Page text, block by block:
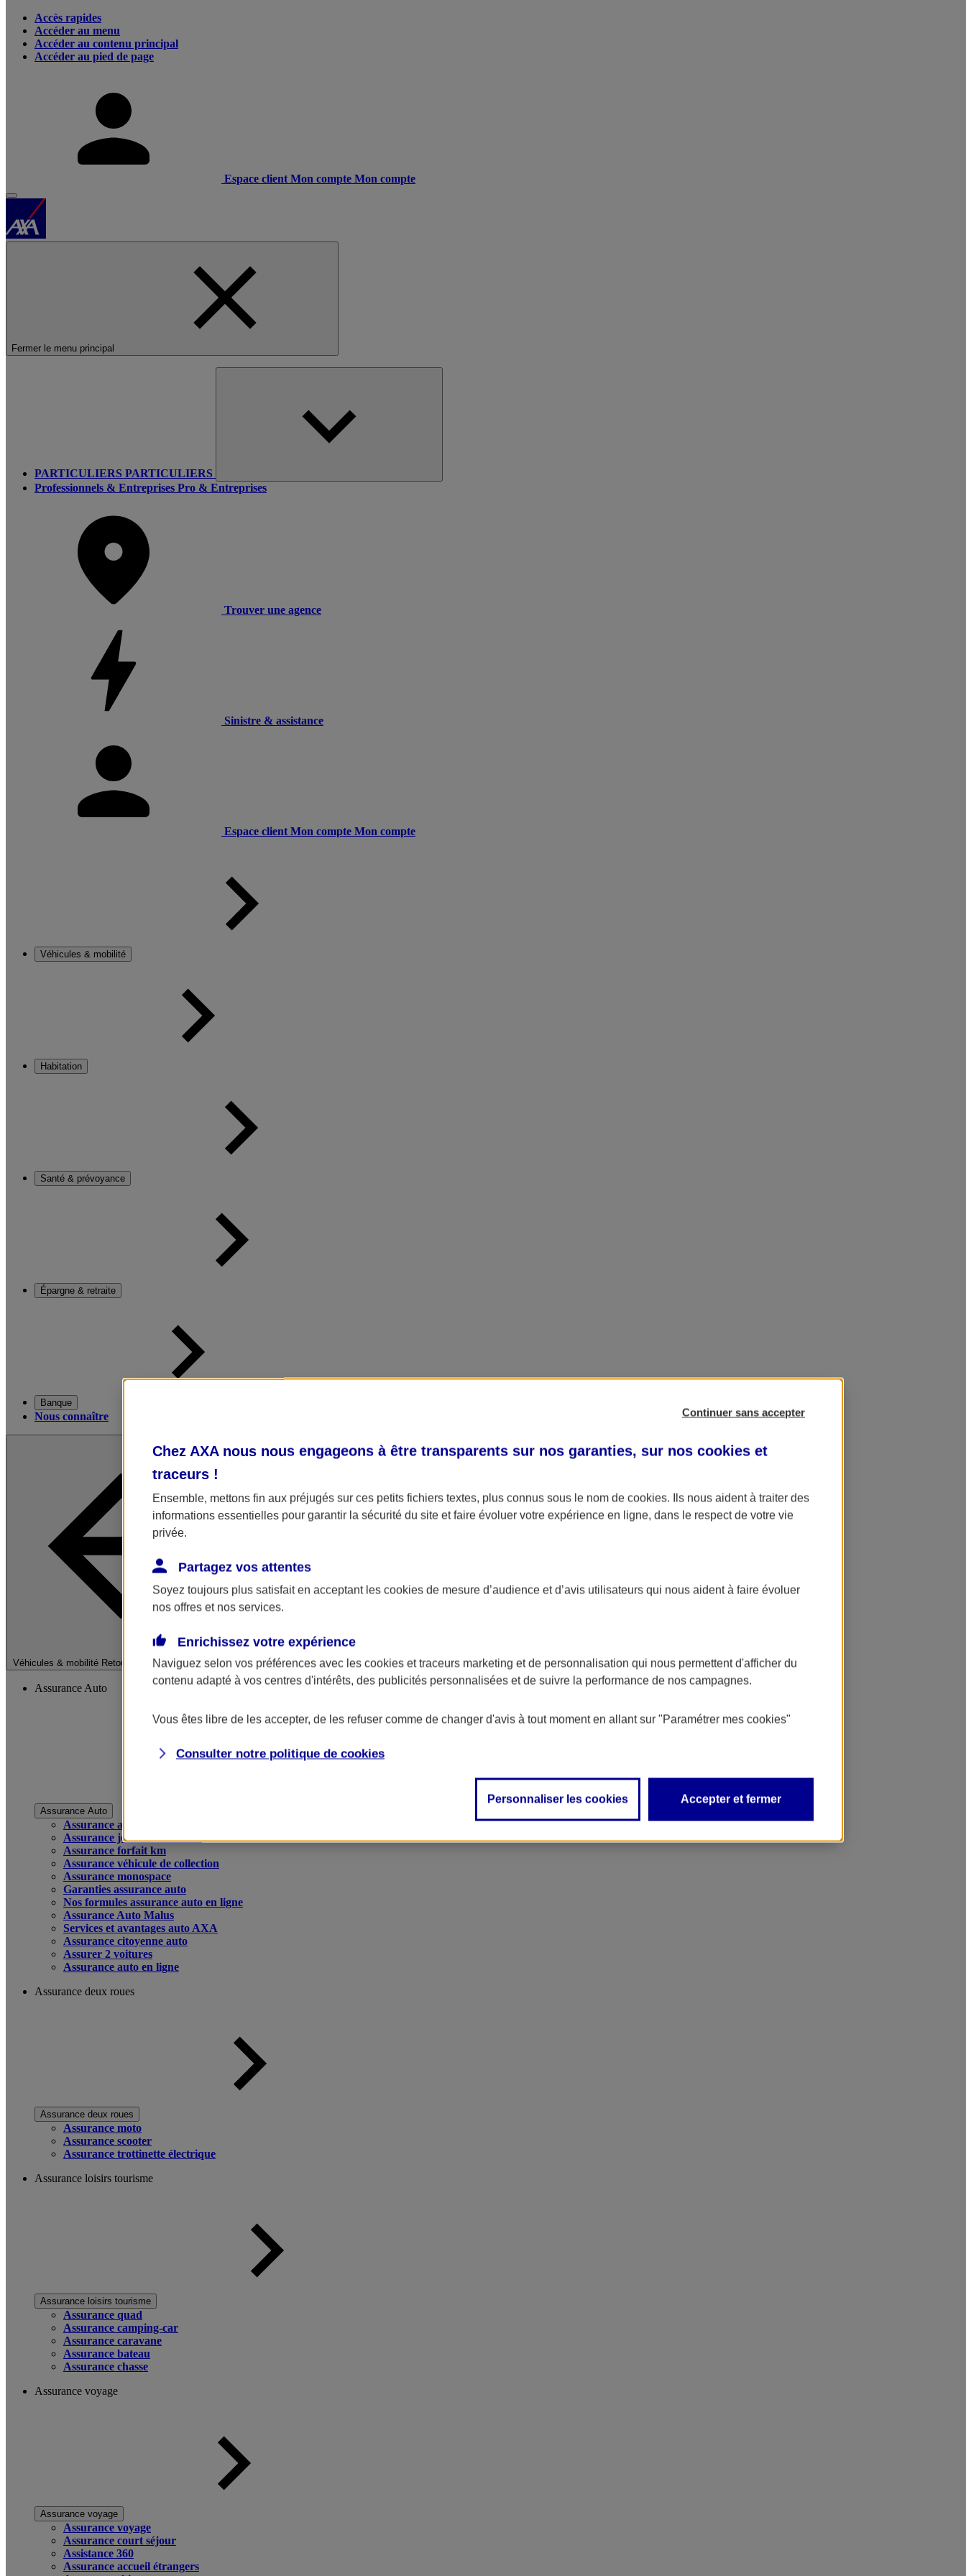
Accès rapides
Accéder au menu
Accéder au contenu principal
Accéder au pied de page
Espace client Mon compte Mon compte
Fermer le menu principal
PARTICULIERS PARTICULIERS
Professionnels & Entreprises Pro & Entreprises
Trouver une agence
Sinistre & assistance
Espace client Mon compte Mon compte
Véhicules & mobilité
Habitation
Santé & prévoyance
Épargne & retraite
Banque
Nous connaître
Véhicules & mobilité Retour à la section précédente
Fermer le menu principal
Assurance Auto
Assurance Auto
Assurance auto
Assurance jeune conducteur
Assurance forfait km
Assurance véhicule de collection
Assurance monospace
Garanties assurance auto
Nos formules assurance auto en ligne
Assurance Auto Malus
Services et avantages auto AXA
Assurance citoyenne auto
Assurer 2 voitures
Assurance auto en ligne
Assurance deux roues
Assurance deux roues
Assurance moto
Assurance scooter
Assurance trottinette électrique
Assurance loisirs tourisme
Assurance loisirs tourisme
Assurance quad
Assurance camping-car
Assurance caravane
Assurance bateau
Assurance chasse
Assurance voyage
Assurance voyage
Assurance voyage
Assurance court séjour
Assistance 360
Assurance accueil étrangers
Continuer sans accepter
Chez AXA nous nous engageons à être transparents sur nos garanties, sur nos cookies et
traceurs !
Ensemble, mettons fin aux préjugés sur ces petits fichiers textes, plus connus sous le nom de cookies. Ils nous aident à traiter des
informations essentielles pour garantir la sécurité du site et faire évoluer votre expérience en ligne, dans le respect de votre vie
privée.
Partagez vos attentes
Soyez toujours plus satisfait en acceptant les cookies de mesure d’audience et d’avis utilisateurs qui nous aident à faire évoluer
nos offres et nos services.
Enrichissez votre expérience
Naviguez selon vos préférences avec les cookies et traceurs marketing et de personnalisation qui nous permettent d'afficher du
contenu adapté à vos centres d'intérêts, des publicités personnalisées et de suivre la performance de nos campagnes.
Vous êtes libre de les accepter, de les refuser comme de changer d'avis à tout moment en allant sur "Paramétrer mes cookies"
Consulter notre politique de cookies
Personnaliser les cookies Accepter et fermer